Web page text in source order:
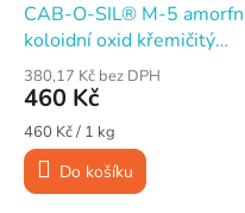
CAB-O-SIL® M-5
koloidní oxid křemičitý
(Cabosil) 99,8% · 1 kg
380,17 Kč bez DPH
460 Kč
Měrná
cena:
460 Kč / 1 kg
Do košíku